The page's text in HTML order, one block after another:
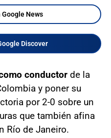
Google News
Discover
conductor de la
y poner su
por 2-0 sobre un
que también afina
Río de Janeiro.